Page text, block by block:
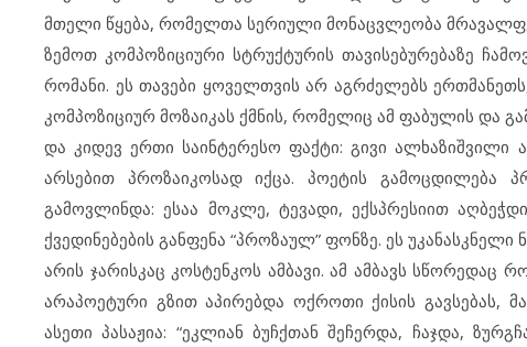
მთელი წყება, რომელთა სერიული მონაცვლეობა
ზემოთ კომპოზიციური სტრუქტურის თავისებურებაზე
რომანი. ეს თავები ყოველთვის არ აგრძელებს
კომპოზიციურ მოზაიკას ქმნის, რომელიც ამ ფაბულის და
და კიდევ ერთი საინტერესო ფაქტი: გივი ალხაზიშვილი
არსებით პროზაიკოსად იქცა. პოეტის
გამოვლინდა: ესაა მოკლე, ტევადი, ექსპრესიით
ქვედინებების განფენა “პროზაულ” ფონზე. ეს
არის ჯარისკაც კოსტენკოს ამბავი. ამ ამბავს
არაპოეტური გზით აპირებდა ოქროთი ქისის გავსებას,
ასეთი პასაჟია: “ეკლიან ბუჩქთან შეჩერდა, ჩაჯდა,